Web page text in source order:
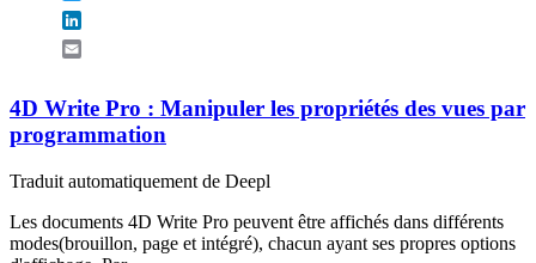
4D Write Pro : Manipuler les propriétés des vues par
programmation
Traduit automatiquement de Deepl
Les documents 4D Write Pro peuvent être affichés dans différents
modes(brouillon, page et intégré), chacun ayant ses propres options